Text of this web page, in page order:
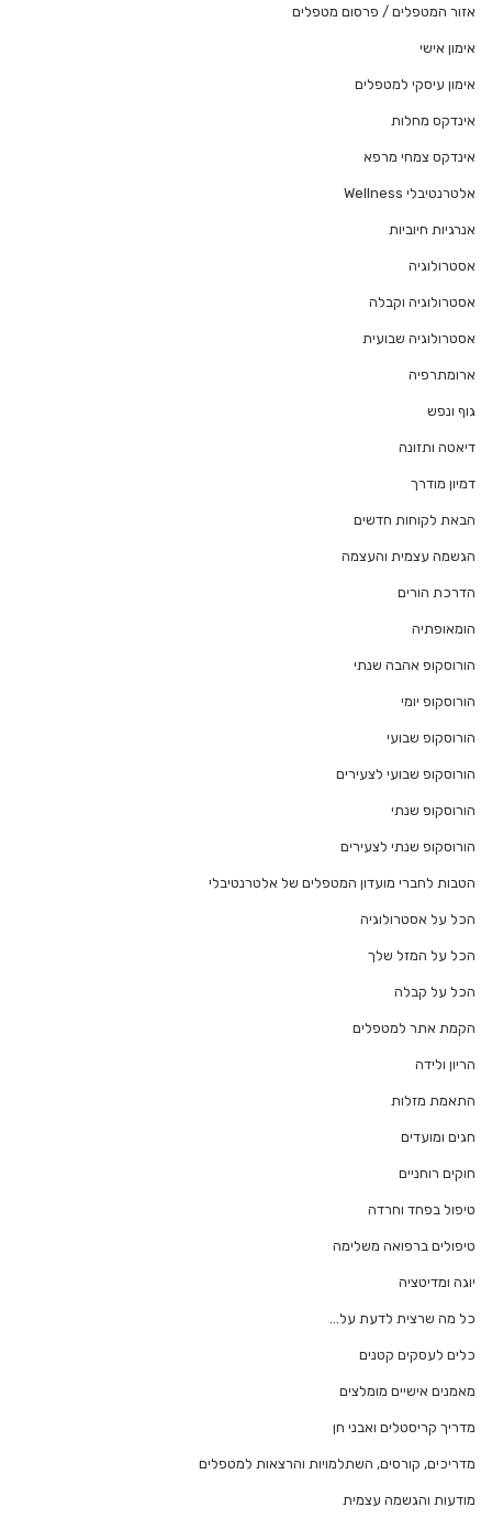
אזור המטפלים / פרסום מטפלים
אימון אישי
אימון עיסקי למטפלים
אינדקס מחלות
אינדקס צמחי מרפא
אלטרנטיבלי Wellness
אנרגיות חיוביות
אסטרולוגיה
אסטרולוגיה וקבלה
אסטרולוגיה שבועית
ארומתרפיה
גוף ונפש
דיאטה ותזונה
דמיון מודרך
הבאת לקוחות חדשים
הגשמה עצמית והעצמה
הדרכת הורים
הומאופתיה
הורוסקופ אהבה שנתי
הורוסקופ יומי
הורוסקופ שבועי
הורוסקופ שבועי לצעירים
הורוסקופ שנתי
הורוסקופ שנתי לצעירים
הטבות לחברי מועדון המטפלים של אלטרנטיבלי
הכל על אסטרולוגיה
הכל על המזל שלך
הכל על קבלה
הקמת אתר למטפלים
הריון ולידה
התאמת מזלות
חגים ומועדים
חוקים רוחניים
טיפול בפחד וחרדה
טיפולים ברפואה משלימה
יוגה ומדיטציה
כל מה שרצית לדעת על…
כלים לעסקים קטנים
מאמנים אישיים מומלצים
מדריך קריסטלים ואבני חן
מדריכים, קורסים, השתלמויות והרצאות למטפלים
מודעות והגשמה עצמית